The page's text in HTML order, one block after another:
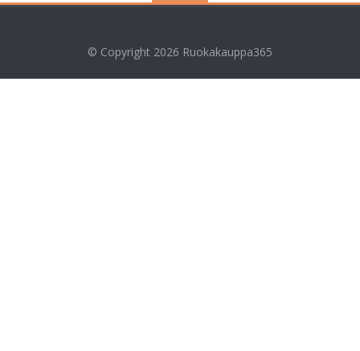
© Copyright 2026 Ruokakauppa365